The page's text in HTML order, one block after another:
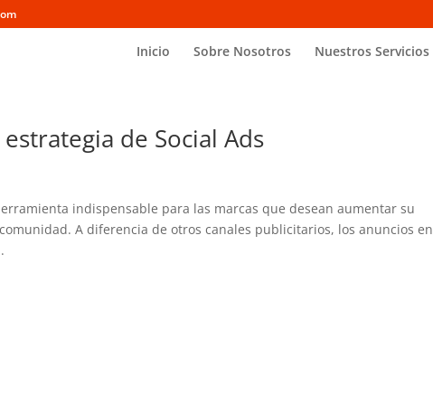
Inicio Sobre Nosotros Nuestros Servicios
de Social Ads
indispensable para las marcas que desean aumentar su
A diferencia de otros canales publicitarios, los anuncios en